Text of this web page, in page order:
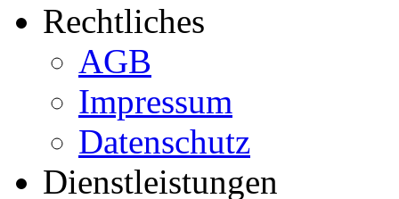
Rechtliches
AGB
Impressum
Datenschutz
Dienstleistungen